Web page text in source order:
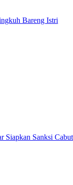
Bareng Istri
Siapkan Sanksi Cabut